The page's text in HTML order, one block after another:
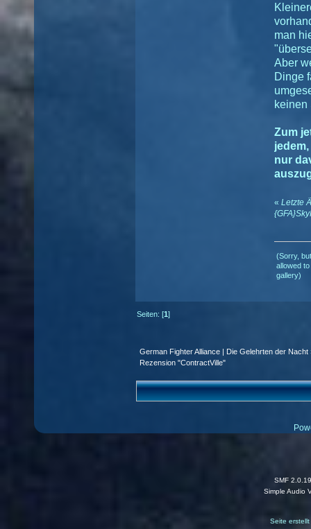
man
Aber
Dinge
keinen
Zum
nur
« Letzte
(Sorry,
allowed
gallery)
Seiten: [1]
German Fighter Alliance | Die Gelehrten der Nacht
Rezension "ContractVille"
SMF 2.0.19
Simple Audio
Seite